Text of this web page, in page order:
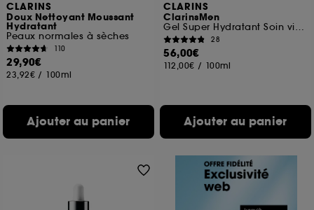
CLARINS
Doux Nettoyant Moussant
Hydratant
Peaux normales à sèches
110
29,90€
23,92€ / 100ml
Ajouter au panier
CLARINS
ClarinsMen
Gel Super Hydratant Soin visage
28
56,00€
112,00€ / 100ml
Ajouter au panier